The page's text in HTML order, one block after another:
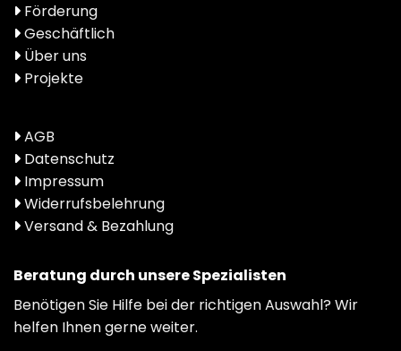
Förderung
Geschäftlich
Über uns
Projekte
AGB
Datenschutz
Impressum
Widerrufsbelehrung
Versand & Bezahlung
Beratung durch unsere Spezialisten
Benötigen Sie Hilfe bei der richtigen Auswahl? Wir
helfen Ihnen gerne weiter.